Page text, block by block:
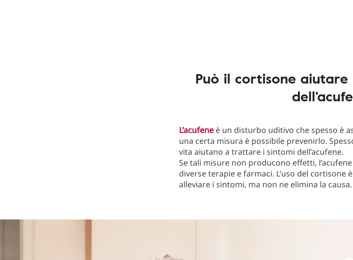
Può il cortisone
L’acufene è un disturbo uditivo che spesso è
una certa misura è possibile prevenirlo.
vita aiutano a trattare i sintomi dell’acufene.
Se tali misure non producono effetti,
diverse terapie e farmaci. L’uso del cortisone
alleviare i sintomi, ma non ne elimina la causa.